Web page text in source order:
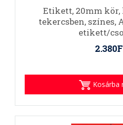
Etikett, 20mm kör,
tekercsben, színes,
etikett/
Kosárba